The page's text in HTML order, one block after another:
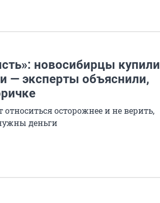
новосибирцы купили
— эксперты объяснили,
осторожнее и не верить,
деньги